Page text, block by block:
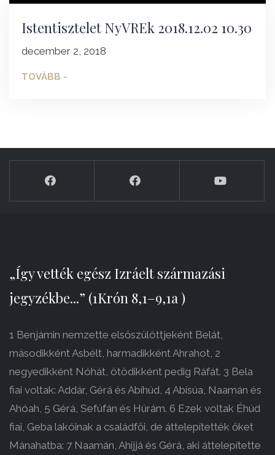
Istentisztelet NyVREk 2018.12.02 10.30
december 2, 2018
TOVÁBB -
„Így vették egész Izráelt származási
jegyzékbe...” (1Krón 8,1–9,1a )
1 Benjámin nemzette elsőszülöttjeként Belát,
másodikként Asbélt, harmadikként Ahrahot, 2
negyedikként Nóhát, ötödikként pedig Ráfát. 3 Bela
fiai voltak: Addár, Gérá és Abíhúd, 4 Abísúa, Naamán és
Ahóah, 5 Gérá, Sefúfán és Húrám. 6 Ezek voltak Éhúd
fiai, Geba lakóinak a családfői, de áttelepítették őket
Mánahatba: 7 Naamán, Ahijjá és Gérá, aki áttelepítette